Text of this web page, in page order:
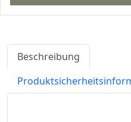
Beschreibung